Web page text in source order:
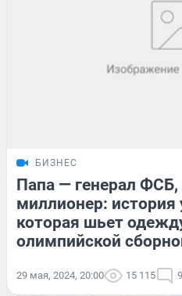
БИЗНЕС
Папа — генерал
миллионер: история
которая шьет
олимпийской
29 мая, 2024, 20:00 15 115 9